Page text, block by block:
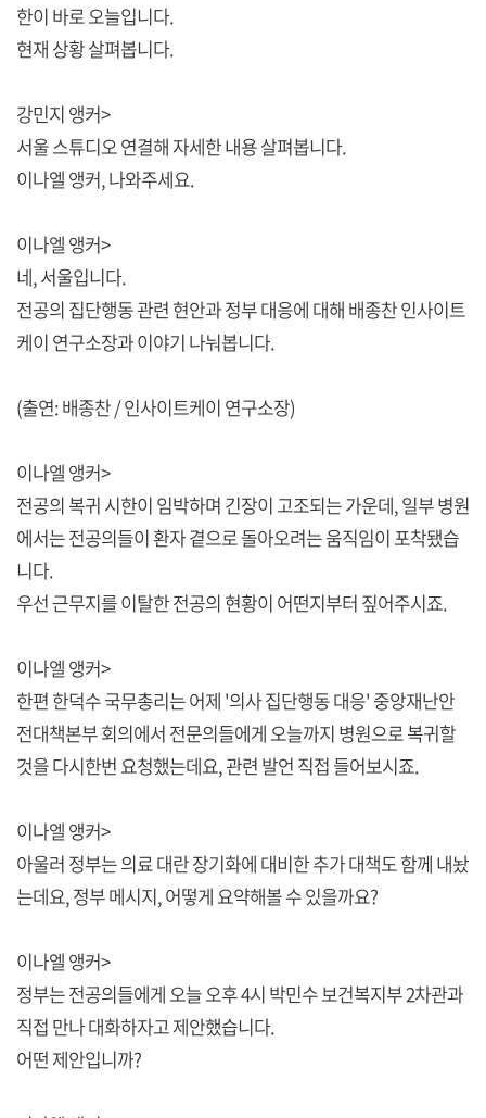
한이 바로 오늘입니다.
현재 상황 살펴봅니다.
강민지 앵커>
서울 스튜디오 연결해 자세한 내용 살펴봅니다.
이나엘 앵커, 나와주세요.
이나엘 앵커>
네, 서울입니다.
전공의 집단행동 관련 현안과 정부 대응에 대해 배종찬 인사이트
케이 연구소장과 이야기 나눠봅니다.
(출연: 배종찬 / 인사이트케이 연구소장)
이나엘 앵커>
전공의 복귀 시한이 임박하며 긴장이 고조되는 가운데, 일부 병원
에서는 전공의들이 환자 곁으로 돌아오려는 움직임이 포착됐습
니다.
우선 근무지를 이탈한 전공의 현황이 어떤지부터 짚어주시죠.
이나엘 앵커>
한편 한덕수 국무총리는 어제 '의사 집단행동 대응' 중앙재난안
전대책본부 회의에서 전문의들에게 오늘까지 병원으로 복귀할
것을 다시한번 요청했는데요, 관련 발언 직접 들어보시죠.
이나엘 앵커>
아울러 정부는 의료 대란 장기화에 대비한 추가 대책도 함께 내놨
는데요, 정부 메시지, 어떻게 요약해볼 수 있을까요?
이나엘 앵커>
정부는 전공의들에게 오늘 오후 4시 박민수 보건복지부 2차관과
직접 만나 대화하자고 제안했습니다.
어떤 제안입니까?